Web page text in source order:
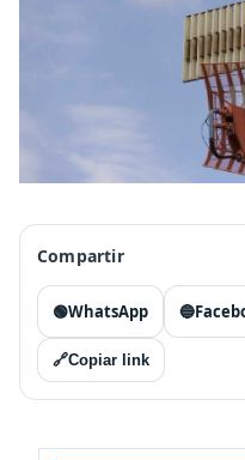
Compartir
🟢WhatsApp 🔵
🔗Copiar link